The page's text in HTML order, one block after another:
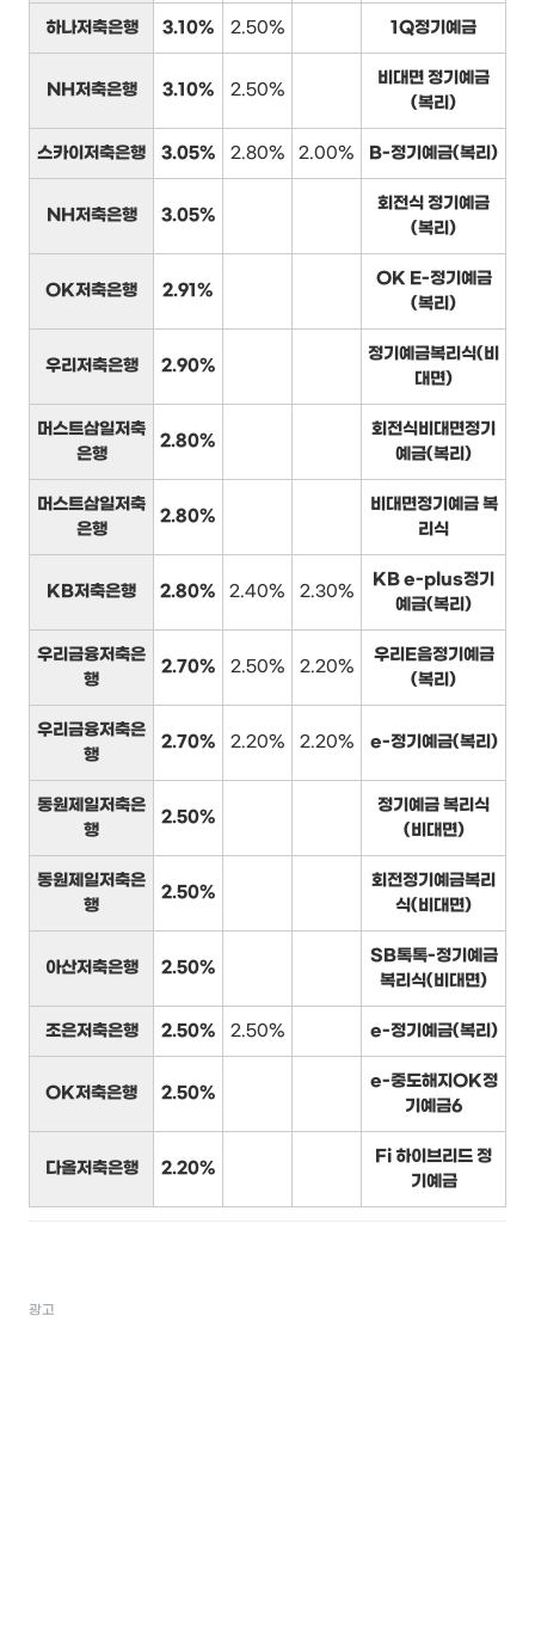
하나저축은행 3.10% 2.50% 1Q정기예금
NH저축은행 3.10% 2.50%
비대면 정기예금
(복리)
스카이저축은행 3.05% 2.80% 2.00% B-정기예금(복리)
NH저축은행 3.05%
회전식 정기예금
(복리)
OK저축은행 2.91%
OK E-정기예금
(복리)
우리저축은행 2.90%
정기예금복리식(비
대면)
머스트삼일저축
은행
2.80%
회전식비대면정기
예금(복리)
머스트삼일저축
은행
2.80%
비대면정기예금 복
리식
KB저축은행 2.80% 2.40% 2.30%
KB e-plus정기
예금(복리)
우리금융저축은
행
2.70% 2.50% 2.20%
우리E음정기예금
(복리)
우리금융저축은
행
2.70% 2.20% 2.20% e-정기예금(복리)
동원제일저축은
행
2.50%
정기예금 복리식
(비대면)
동원제일저축은
행
2.50%
회전정기예금복리
식(비대면)
아산저축은행 2.50%
SB톡톡-정기예금
복리식(비대면)
조은저축은행 2.50% 2.50% e-정기예금(복리)
OK저축은행 2.50%
e-중도해지OK정
기예금6
다올저축은행 2.20%
Fi 하이브리드 정
기예금
광고